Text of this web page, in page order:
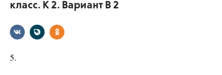
класс. К 2. Вариант В 2
5.